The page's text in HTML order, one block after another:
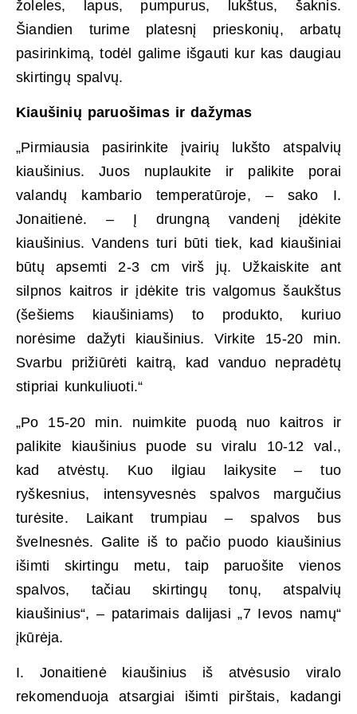
žoleles, lapus, pumpurus, lukštus, šaknis.
Šiandien turime platesnį prieskonių, arbatų
pasirinkimą, todėl galime išgauti kur kas daugiau
skirtingų spalvų.
Kiaušinių paruošimas ir dažymas
„Pirmiausia pasirinkite įvairių lukšto atspalvių
kiaušinius. Juos nuplaukite ir palikite porai
valandų kambario temperatūroje, – sako I.
Jonaitienė. – Į drungną vandenį įdėkite
kiaušinius. Vandens turi būti tiek, kad kiaušiniai
būtų apsemti 2-3 cm virš jų. Užkaiskite ant
silpnos kaitros ir įdėkite tris valgomus šaukštus
(šešiems kiaušiniams) to produkto, kuriuo
norėsime dažyti kiaušinius. Virkite 15-20 min.
Svarbu prižiūrėti kaitrą, kad vanduo nepradėtų
stipriai kunkuliuoti.“
„Po 15-20 min. nuimkite puodą nuo kaitros ir
palikite kiaušinius puode su viralu 10-12 val.,
kad atvėstų. Kuo ilgiau laikysite – tuo
ryškesnius, intensyvesnės spalvos margučius
turėsite. Laikant trumpiau – spalvos bus
švelnesnės. Galite iš to pačio puodo kiaušinius
išimti skirtingu metu, taip paruošite vienos
spalvos, tačiau skirtingų tonų, atspalvių
kiaušinius“, – patarimais dalijasi „7 Ievos namų“
įkūrėja.
I. Jonaitienė kiaušinius iš atvėsusio viralo
rekomenduoja atsargiai išimti pirštais, kadangi